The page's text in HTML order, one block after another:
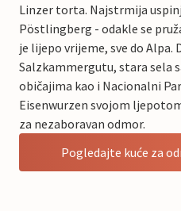
Linzer torta. Najstrmija
Pöstlingberg - odakle se
je lijepo vrijeme, sve do Alpa.
Salzkammergutu, stara sela
običajima kao i Nacionalni
Eisenwurzen svojom
za nezaboravan odmor.
Pogledajte kuće za